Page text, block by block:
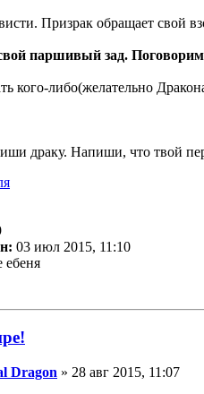
Призрак обращает свой
паршивый зад.
кого-либо(желательно
драку. Напиши, что твой
03 июл 2015, 11:10
ебеня
Dragon » 28 авг 2015, 11:07